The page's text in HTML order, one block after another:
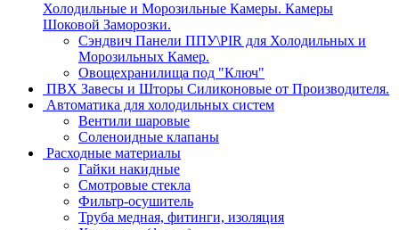
Холодильные и Морозильные Камеры. Камеры
Шоковой Заморозки.
Сэндвич Панели ППУ\PIR для Холодильных и
Морозильных Камер.
Овощехранилища под "Ключ"
ПВХ Завесы и Шторы Силиконовые от Производителя.
Автоматика для холодильных систем
Вентили шаровые
Соленоидные клапаны
Расходные материалы
Гайки накидные
Смотровые стекла
Фильтр-осушитель
Труба медная, фитинги, изоляция